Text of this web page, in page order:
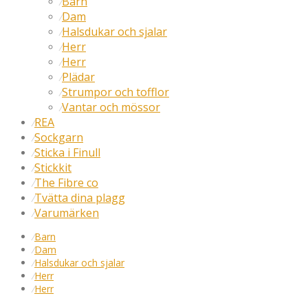
⁄Dam
⁄Halsdukar och sjalar
⁄Herr
⁄Herr
⁄Plädar
⁄Strumpor och tofflor
⁄Vantar och mössor
⁄REA
⁄Sockgarn
⁄Sticka i Finull
⁄Stickkit
⁄The Fibre co
⁄Tvätta dina plagg
⁄Varumärken
⁄Barn
⁄Dam
⁄Halsdukar och sjalar
⁄Herr
⁄Herr